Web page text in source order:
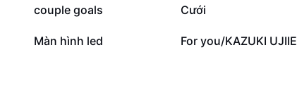
5340
couple goals 5309
Cưới
2108
Màn hình led 2040
For you/KAZUKI UJIIE